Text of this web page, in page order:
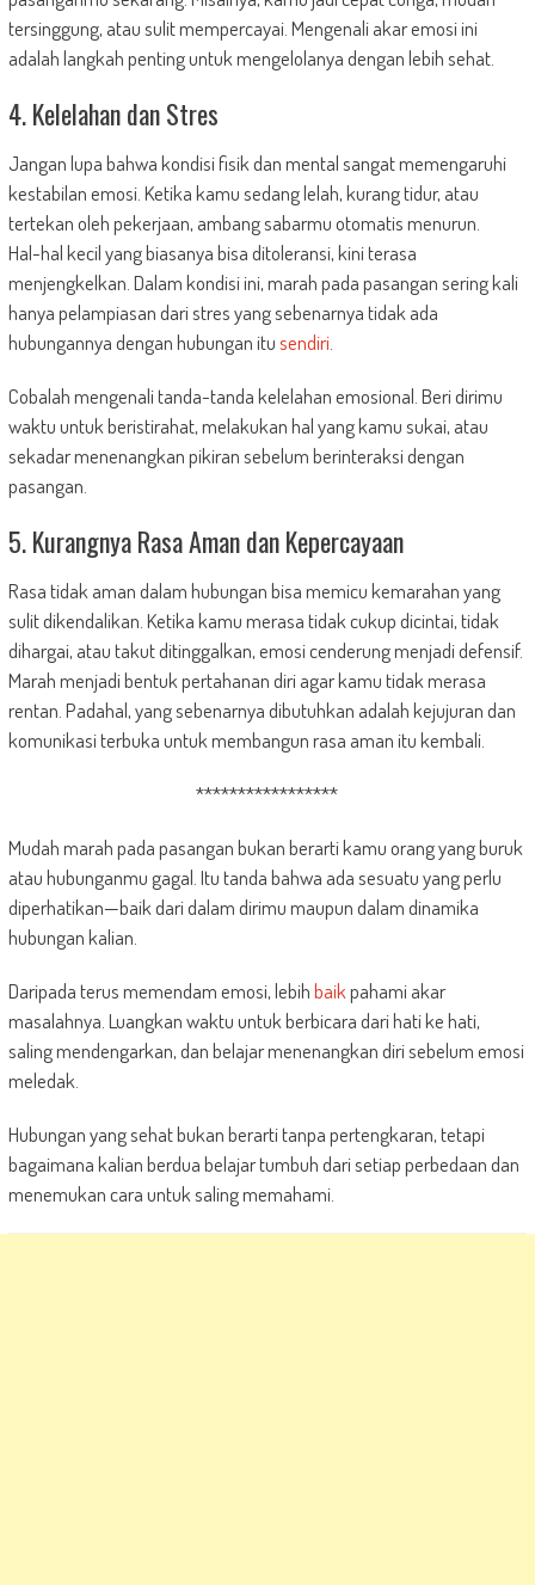
tersinggung, atau sulit mempercayai. Mengenali akar emosi ini
adalah langkah penting untuk mengelolanya dengan lebih sehat.
4. Kelelahan dan Stres
Jangan lupa bahwa kondisi fisik dan mental sangat memengaruhi
kestabilan emosi. Ketika kamu sedang lelah, kurang tidur, atau
tertekan oleh pekerjaan, ambang sabarmu otomatis menurun.
Hal-hal kecil yang biasanya bisa ditoleransi, kini terasa
menjengkelkan. Dalam kondisi ini, marah pada pasangan sering kali
hanya pelampiasan dari stres yang sebenarnya tidak ada
hubungannya dengan hubungan itusendiri.
Cobalah mengenali tanda-tanda kelelahan emosional. Beri dirimu
waktu untuk beristirahat, melakukan hal yang kamu sukai, atau
sekadar menenangkan pikiran sebelum berinteraksi dengan
pasangan.
5. Kurangnya Rasa Aman dan Kepercayaan
Rasa tidak aman dalam hubungan bisa memicu kemarahan yang
sulit dikendalikan. Ketika kamu merasa tidak cukup dicintai, tidak
dihargai, atau takut ditinggalkan, emosi cenderung menjadi defensif.
Marah menjadi bentuk pertahanan diri agar kamu tidak merasa
rentan. Padahal, yang sebenarnya dibutuhkan adalah kejujuran dan
komunikasi terbuka untuk membangun rasa aman itu kembali.
*****************
Mudah marah pada pasangan bukan berarti kamu orang yang buruk
atau hubunganmu gagal. Itu tanda bahwa ada sesuatu yang perlu
diperhatikan—baik dari dalam dirimu maupun dalam dinamika
hubungan kalian.
Daripada terus memendam emosi, lebihbaikpahami akar
masalahnya. Luangkan waktu untuk berbicara dari hati ke hati,
saling mendengarkan, dan belajar menenangkan diri sebelum emosi
meledak.
Hubungan yang sehat bukan berarti tanpa pertengkaran, tetapi
bagaimana kalian berdua belajar tumbuh dari setiap perbedaan dan
menemukan cara untuk saling memahami.